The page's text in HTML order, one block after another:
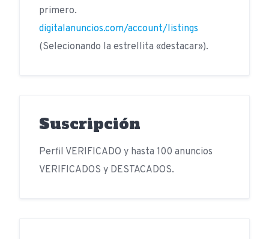
primero.
digitalanuncios.com/account/listings
(Selecionando la estrellita «destacar»).
Suscripción
Perfil VERIFICADO y hasta 100 anuncios
VERIFICADOS y DESTACADOS.